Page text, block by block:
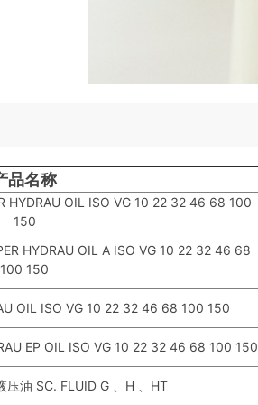
品名称
HYDRAU OIL ISO VG 10 22 32 46 68 100
150
HYDRAU OIL A ISO VG 10 22 32 46 68
100 150
OIL ISO VG 10 22 32 46 68 100 150
EP OIL ISO VG 10 22 32 46 68 100 150
压油 SC. FLUID G 、H 、HT